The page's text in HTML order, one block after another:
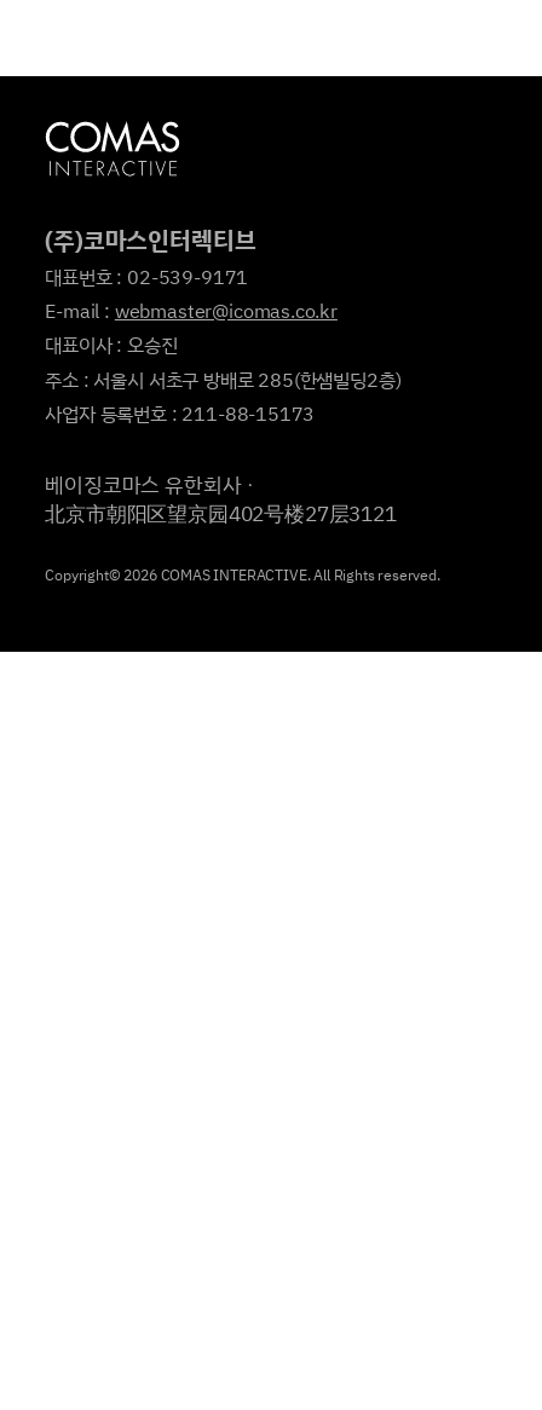
(주)코마스인터렉티브
대표번호 : 02-539-9171
E-mail : webmaster@icomas.co.kr
대표이사 : 오승진
주소 : 서울시 서초구 방배로 285(한샘빌딩2층)
사업자 등록번호 : 211-88-15173
베이징코마스 유한회사ㆍ
北京市朝阳区望京园402号楼27层3121
Copyright© 2026 COMAS INTERACTIVE. All Rights reserved.